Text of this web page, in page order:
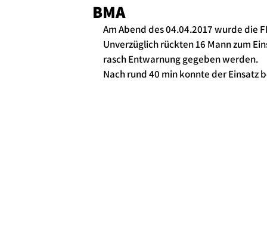
BMA
Am Abend des 04.04.2017 wurde die
Unverzüglich rückten 16 Mann zum
rasch Entwarnung gegeben werden.
Nach rund 40 min konnte der Einsatz